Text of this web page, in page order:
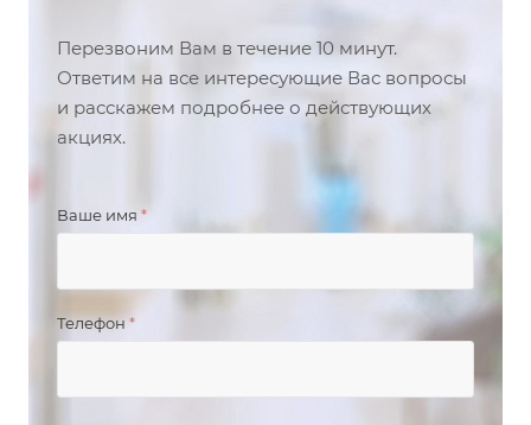
Перезвоним Вам в течение 10 минут.
Ответим на все интересующие Вас вопросы
и расскажем подробнее о действующих
акциях.
Ваше имя *
Телефон*